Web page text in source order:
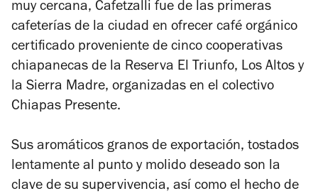
muy cercana, Cafetzalli fue de las primeras
cafeterías de la ciudad en ofrecer café orgánico
certificado proveniente de cinco cooperativas
chiapanecas de la Reserva El Triunfo, Los Altos y
la Sierra Madre, organizadas en el colectivo
Chiapas Presente.
Sus aromáticos granos de exportación, tostados
lentamente al punto y molido deseado son la
clave de su supervivencia, así como el hecho de